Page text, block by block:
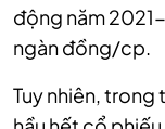
động năm
ngàn đồng/cp.
Tuy nhiên, trong